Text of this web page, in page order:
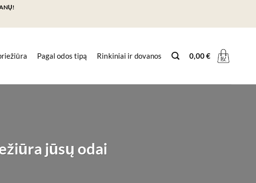
Pagal odos tipą Rinkiniai ir dovanos 0,00€
jūsų odai